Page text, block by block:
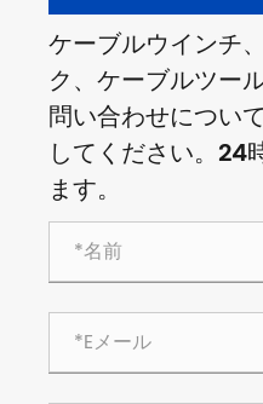
ケーブルウインチ
ク、ケーブルツー
問い合わせについ
してください。24
ます。